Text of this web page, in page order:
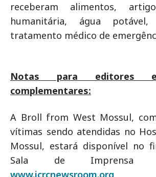
receberam alimentos,
humanitária, água
tratamento médico de
Notas para editores
complementares:
A Broll from West Mossul,
vítimas sendo atendidas no
Mossul, estará disponível no
Sala de Imprensa
www.icrcnewsroom.org